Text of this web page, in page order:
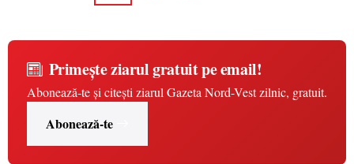
Primește ziarul gratuit pe email!
Abonează-te și citești ziarul Gazeta Nord-Vest zilnic, gratuit.
Abonează-te